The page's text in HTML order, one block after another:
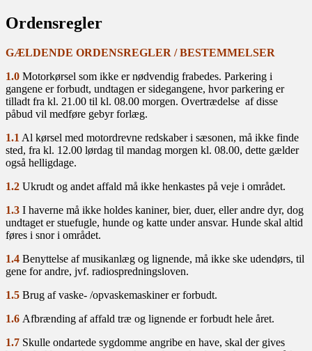
Ordensregler
GÆLDENDE ORDENSREGLER / BESTEMMELSER
1.0 Motorkørsel som ikke er nødvendig frabedes. Parkering i
gangene er forbudt, undtagen er sidegangene, hvor parkering er
tilladt fra kl. 21.00 til kl. 08.00 morgen. Overtrædelse af disse
påbud vil medføre gebyr forlæg.
1.1 Al kørsel med motordrevne redskaber i sæsonen, må ikke finde
sted, fra kl. 12.00 lørdag til mandag morgen kl. 08.00, dette gælder
også helligdage.
1.2 Ukrudt og andet affald må ikke henkastes på veje i området.
1.3 I haverne må ikke holdes kaniner, bier, duer, eller andre dyr, dog
undtaget er stuefugle, hunde og katte under ansvar. Hunde skal altid
føres i snor i området.
1.4 Benyttelse af musikanlæg og lignende, må ikke ske udendørs, til
gene for andre, jvf. radiospredningsloven.
1.5 Brug af vaske- /opvaskemaskiner er forbudt.
1.6 Afbrænding af affald træ og lignende er forbudt hele året.
1.7 Skulle ondartede sygdomme angribe en have, skal der gives